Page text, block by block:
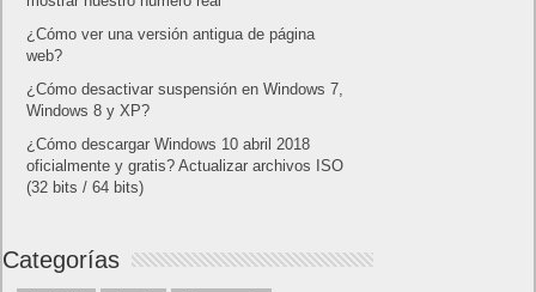
¿Cómo ver una versión antigua de página
web?
¿Cómo desactivar suspensión en Windows 7,
Windows 8 y XP?
¿Cómo descargar Windows 10 abril 2018
oficialmente y gratis? Actualizar archivos ISO
(32 bits / 64 bits)
Categorías